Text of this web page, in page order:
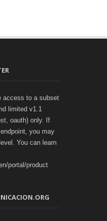
access to a subset
limited v1.1
oauth) only. If
you may
You can learn
portal/product